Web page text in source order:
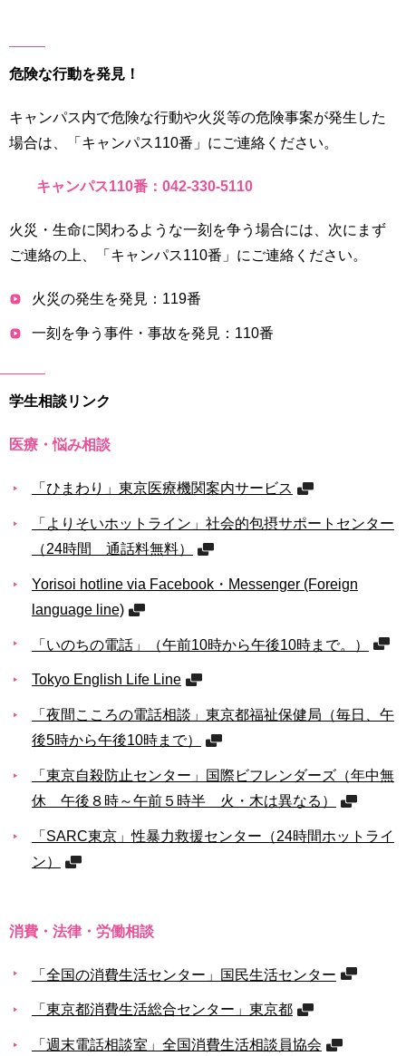
危険な行動を発見！
キャンパス内で危険な行動や火災等の危険事案が発生した
場合は、「キャンパス110番」にご連絡ください。
キャンパス110番：042-330-5110
火災・生命に関わるような一刻を争う場合には、次にまず
ご連絡の上、「キャンパス110番」にご連絡ください。
火災の発生を発見：119番
一刻を争う事件・事故を発見：110番
学生相談リンク
医療・悩み相談
「ひまわり」東京医療機関案内サービス
「よりそいホットライン」社会的包摂サポートセンター
（24時間 通話料無料）
Yorisoi hotline via Facebook・Messenger (Foreign
language line)
「いのちの電話」（午前10時から午後10時まで。）
Tokyo English Life Line
「夜間こころの電話相談」東京都福祉保健局（毎日、午
後5時から午後10時まで）
「東京自殺防止センター」国際ビフレンダーズ（年中無
休 午後８時～午前５時半 火・木は異なる）
「SARC東京」性暴力救援センター（24時間ホットライ
ン）
消費・法律・労働相談
「全国の消費生活センター」国民生活センター
「東京都消費生活総合センター」東京都
「週末電話相談室」全国消費生活相談員協会